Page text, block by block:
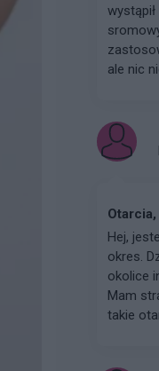
ale nic
Hej,
okres.
okolice
Mam
takie